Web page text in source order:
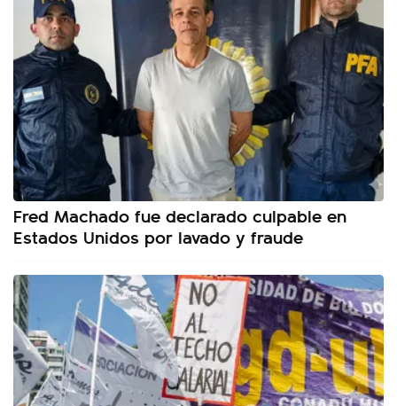
Fred Machado fue declarado culpable en
Estados Unidos por lavado y fraude